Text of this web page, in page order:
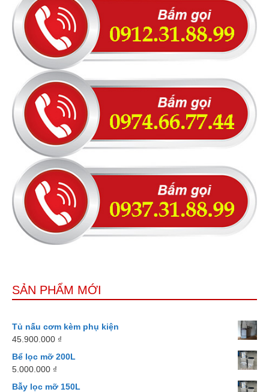
SẢN PHẨM MỚI
Tủ nấu cơm kèm phụ kiện
45.900.000 ₫
Bể lọc mỡ 200L
5.000.000 ₫
Bẫy lọc mỡ 150L